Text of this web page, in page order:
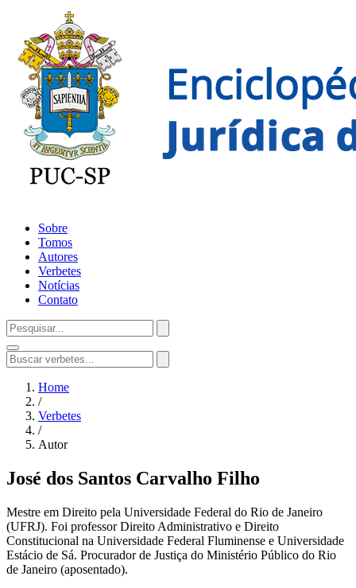
Sobre
Tomos
Autores
Verbetes
Notícias
Contato
Home
/
Verbetes
/
Autor
José dos Santos Carvalho Filho
Mestre em Direito pela Universidade Federal do Rio de Janeiro
(UFRJ). Foi professor Direito Administrativo e Direito
Constitucional na Universidade Federal Fluminense e Universidade
Estácio de Sá. Procurador de Justiça do Ministério Público do Rio
de Janeiro (aposentado).